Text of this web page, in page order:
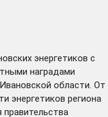
энергетиков с
наградами
области. От
энергетиков региона